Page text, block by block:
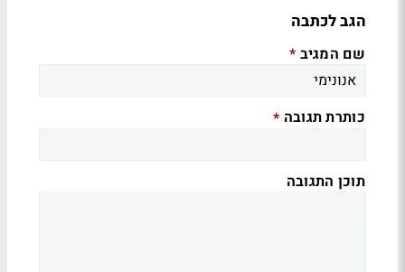
הגב לכתבה
שם המגיב *
כותרת תגובה *
תוכן התגובה